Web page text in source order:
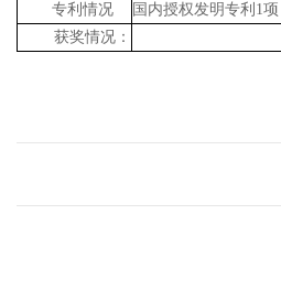
专利情况
国内授权发明专利 1项
获奖情况：